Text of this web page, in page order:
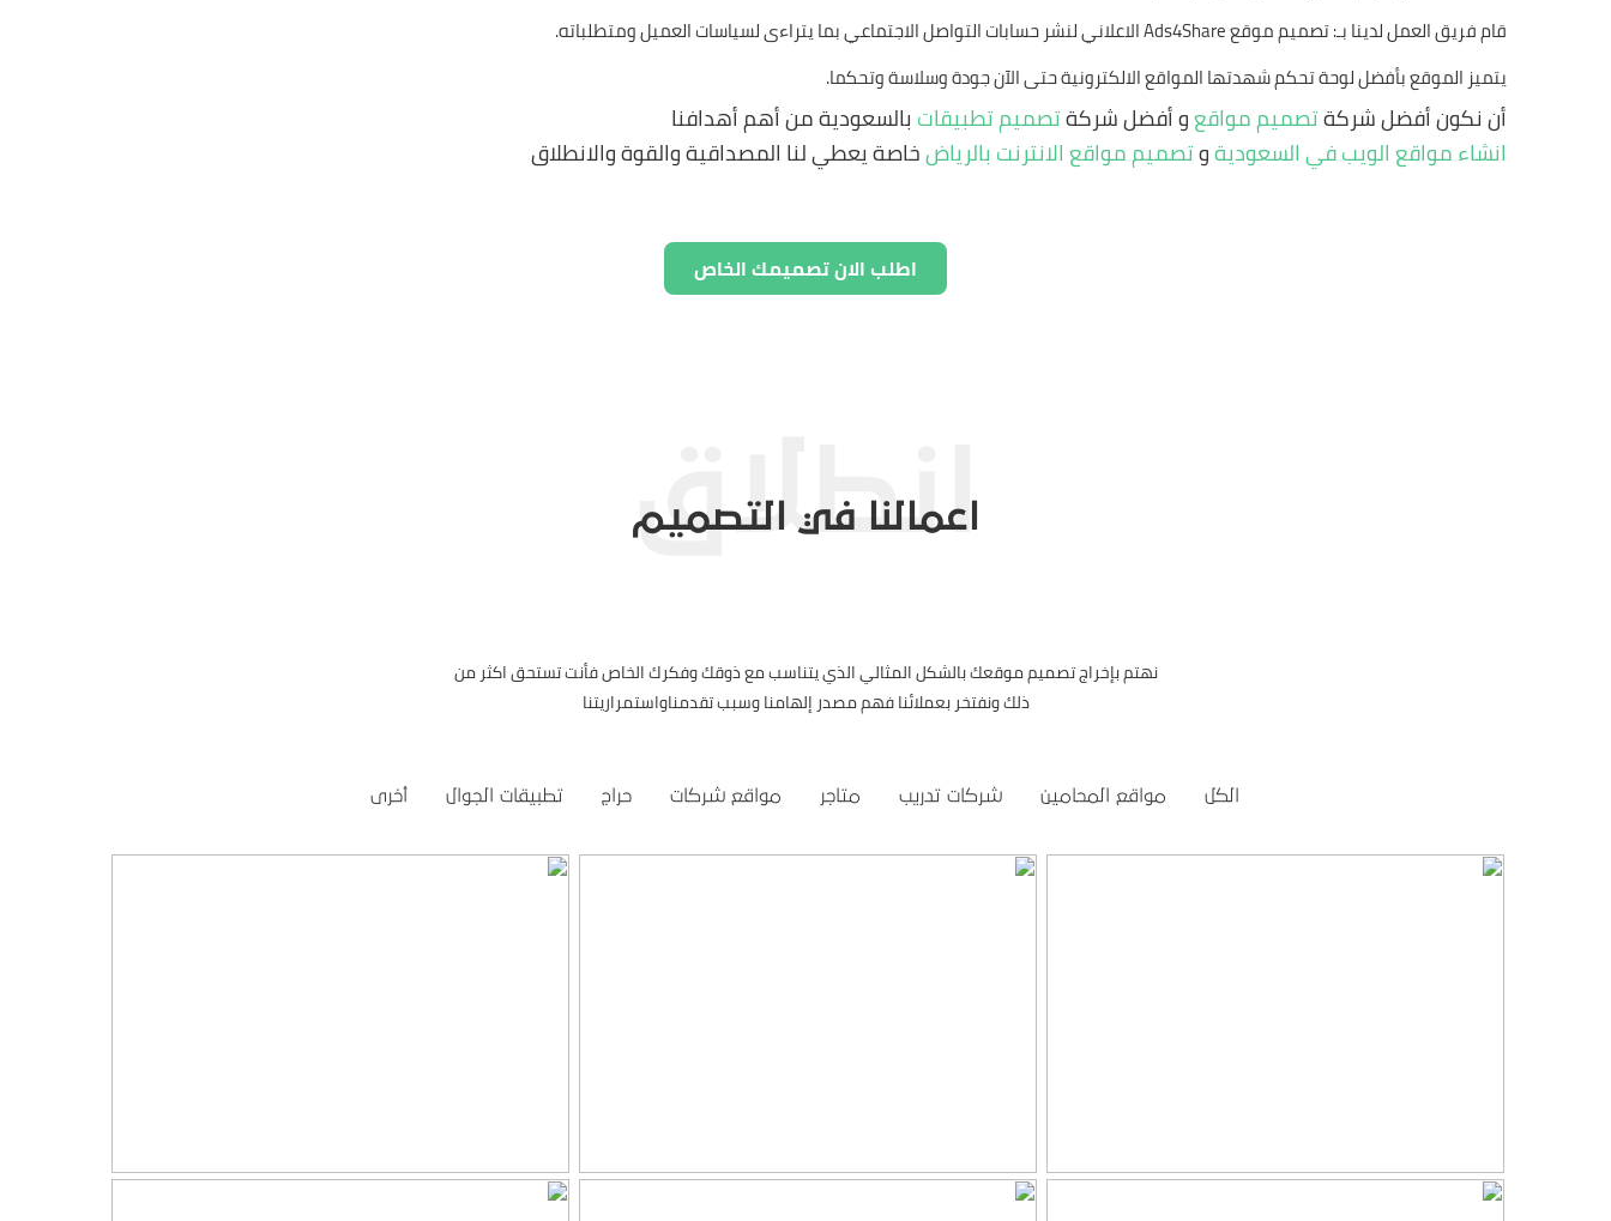
قام فريق العمل لدينا بـ: تصميم موقع Ads4Share الاعلاني لنشر حسابات التواصل الاجتماعي بما يتراءى لسياسات العميل ومتطلباته.
يتميز الموقع بأفضل لوحة تحكم شهدتها المواقع الالكترونية حتى الآن جودة وسلاسة وتحكما.
أن نكون أفضل شركةتصميم مواقعو أفضل شركةتصميم تطبيقات بالسعودية من أهم أهدافنا
انشاء مواقع الويب في السعوديةوتصميم مواقع الانترنت بالرياضخاصة يعطي لنا المصداقية والقوة والانطلاق
اطلب الان تصميمك الخاص
اعمالنا في التصميم
نهتم بإخراج تصميم موقعك بالشكل المثالي الذي يتناسب مع ذوقك وفكرك الخاص فأنت تستحق اكثر من
ذلك ونفتخر بعملائنا فهم مصدر إلهامنا وسبب تقدمناواستمراريتنا
الكل مواقع المحامين شركات تدريب متاجر مواقع شركات حراج تطبيقات الجوال أخرى